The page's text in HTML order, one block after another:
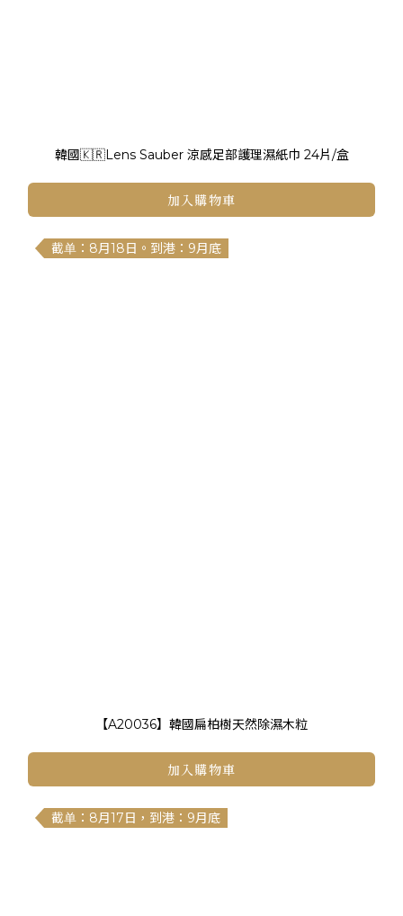
韓國🇰🇷Lens Sauber 涼感足部護理濕紙巾 24片/盒
加入購物車
截单：8月18日。到港：9月底
【A20036】韓國扁柏樹天然除濕木粒
加入購物車
截单：8月17日，到港：9月底